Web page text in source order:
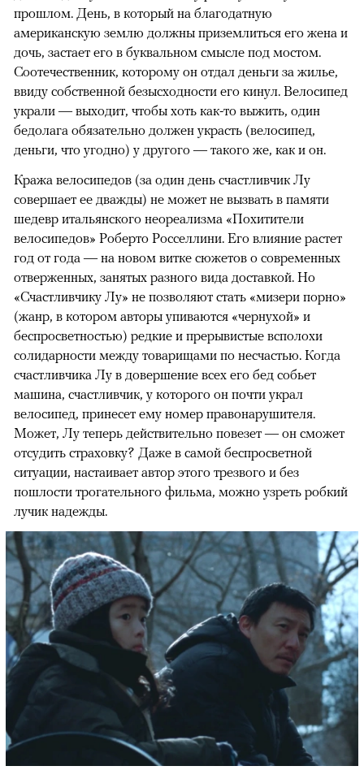
прошлом. День, в который на благодатную
американскую землю должны приземлиться его жена и
дочь, застает его в буквальном смысле под мостом.
Соотечественник, которому он отдал деньги за жилье,
ввиду собственной безысходности его кинул. Велосипед
украли — выходит, чтобы хоть как-то выжить, один
бедолага обязательно должен украсть (велосипед,
деньги, что угодно) у другого — такого же, как и он.
Кража велосипедов (за один день счастливчик Лу
совершает ее дважды) не может не вызвать в памяти
шедевр итальянского неореализма «Похитители
велосипедов» Роберто Росселлини. Его влияние растет
год от года — на новом витке сюжетов о современных
отверженных, занятых разного вида доставкой. Но
«Счастливчику Лу» не позволяют стать «мизери порно»
(жанр, в котором авторы упиваются «чернухой» и
беспросветностью) редкие и прерывистые всполохи
солидарности между товарищами по несчастью. Когда
счастливчика Лу в довершение всех его бед собьет
машина, счастливчик, у которого он почти украл
велосипед, принесет ему номер правонарушителя.
Может, Лу теперь действительно повезет — он сможет
отсудить страховку? Даже в самой беспросветной
ситуации, настаивает автор этого трезвого и без
пошлости трогательного фильма, можно узреть робкий
лучик надежды.